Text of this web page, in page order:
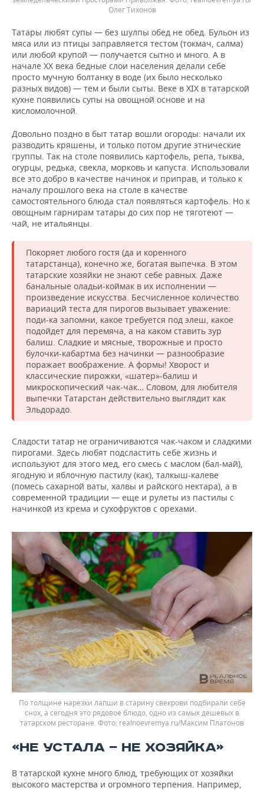
Олег Тихонов
Татары любят супы — без шулпы обед не обед. Бульон из
мяса или из птицы заправляется тестом (токмач, салма)
или любой крупой — получается сытно и много. А в
начале XX века бедные слои населения делали себе
просто мучную болтанку в воде (их было несколько
разных видов) — тем и были сыты. Веке в XIX в татарской
кухне появились супы на овощной основе и на
кисломолочной.
Довольно поздно в быт татар вошли огороды: начали их
разводить кряшены, и только потом другие этнические
группы. Так на столе появились картофель, репа, тыква,
огурцы, редька, свекла, морковь и капуста. Использовали
все это добро в качестве начинок и приправ, и только к
началу прошлого века на столе в качестве
самостоятельного блюда стал появляться картофель. Но к
овощным гарнирам татары до сих пор не тяготеют —
чай, не итальянцы.
Покоряет любого гостя (да и коренного
татарстанца), конечно же, богатая выпечка. В этом
татарские хозяйки не знают себе равных. Даже
банальные оладьи-коймак в их исполнении —
произведение искусства. Бесчисленное количество
вариаций теста для пирогов вызывает уважение:
поди-ка запомни, какое требуется под элеш, какое
подойдет для перемяча, а на каком ставить зур
балиш. Сладкие и мясные, творожные и просто
булочки-кабартма без начинки — разнообразие
поражает воображение. А формы! Хворост и
классические пирожки, «шатер»-балиш и
микроскопический чак-чак… Словом, для любителя
выпечки Татарстан действительно выглядит как
Эльдорадо.
Сладости татар не ограничиваются чак-чаком и сладкими
пирогами. Здесь любят подсластить себе жизнь и
используют для этого мед, его смесь с маслом (бал-май),
ягодную и яблочную пастилу (как), талкыш-калеве
(помесь сахарной ваты, халвы и райского нектара), а в
современной традиции — еще и рулеты из пастилы с
начинкой из крема и сухофруктов с орехами.
По толщине нарезки лапши в старину свекрови подбирали себе
снох, а сегодня это рядовое блюдо, одно из самых дешевых в
татарском ресторане.
realnoevremya.ru/Максим Платонов
«НЕ УСТАЛА — НЕ ХОЗЯЙКА»
В татарской кухне много блюд, требующих от хозяйки
высокого мастерства и огромного терпения. Например,